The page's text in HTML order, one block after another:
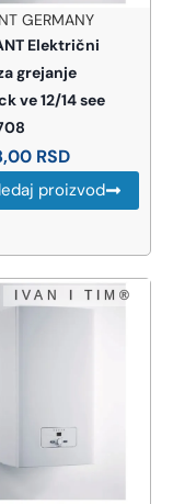
GERMANY
Električni
grejanje
ve 12/14 see
RSD
proizvod